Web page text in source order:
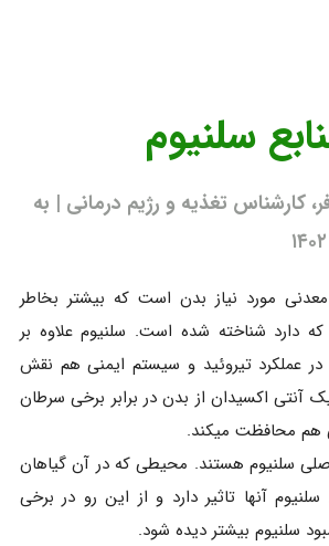
سلنیوم
کارشناس تغذیه و رژیم درمانی | به
مورد نیاز بدن است که بیشتر بخاطر
دارد شناخته شده است. سلنیوم علاوه بر
در عملکرد تیروئید و سیستم ایمنی هم نقش
آنتی اکسیدان از بدن در برابر برخی سرطان
هم محافظت میکند.
سلنیوم هستند. محیطی که در آن گیاهان
آنها تاثیر دارد و از این رو در برخی
سلنیوم بیشتر دیده شود.